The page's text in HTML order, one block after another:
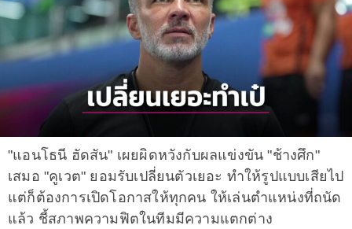
"แอนโธนี ฮัดสัน" เผยผิดหวังกับผลแข่งขัน "ช้างศึก"
เสมอ "คูเวต" ยอมรับเปลี่ยนตัวเยอะ ทำให้รูปแบบเสียไป
แต่ก็ต้องการเปิดโอกาสให้ทุกคน ให้เล่นตำแหน่งที่ถนัด
แล้ว ชี้สภาพความฟิตในทีมมีความแตกต่าง